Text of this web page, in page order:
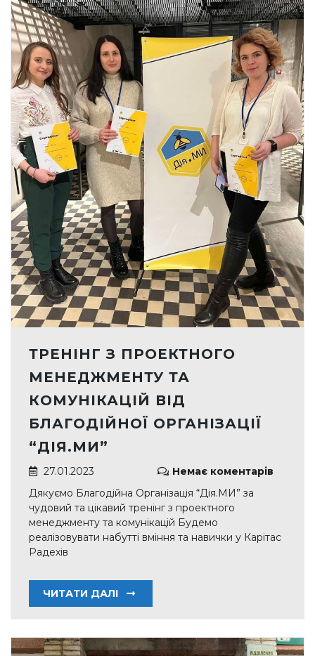
ТРЕНІНГ З ПРОЕКТНОГО
МЕНЕДЖМЕНТУ ТА
КОМУНІКАЦІЙ ВІД
БЛАГОДІЙНОЇ ОРГАНІЗАЦІЇ
“ДІЯ.МИ”
27.01.2023
Немає коментарів
Дякуємо Благодійна Організація “Дія.МИ” за
чудовий та цікавий тренінг з проектного
менеджменту та комунікацій Будемо
реалізовувати набутті вміння та навички у Карітас
Радехів
ЧИТАТИ ДАЛІ